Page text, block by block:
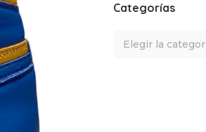
Categorías